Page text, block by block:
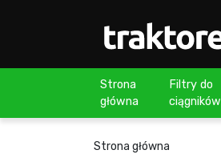
Strona
główna
Filtry do
ciągników
Strona główna